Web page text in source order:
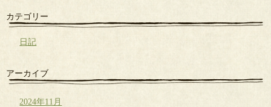
カテゴリー
日記
アーカイブ
2024年11月